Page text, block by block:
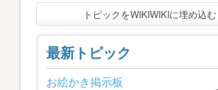
トピックをWIKIWIKIに埋め込む
最新トピック
お絵かき掲示板